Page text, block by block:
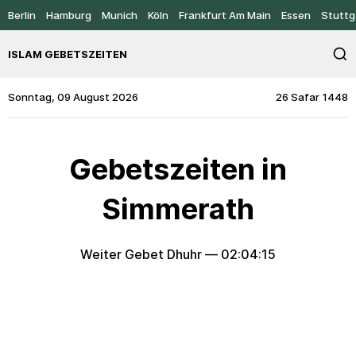
Berlin Hamburg Munich Köln Frankfurt Am Main Essen
ISLAM GEBETSZEITEN
Sonntag, 09 August 2026 26 Safar 1448
Gebetszeiten in
Simmerath
Weiter Gebet Dhuhr — 02:04:15